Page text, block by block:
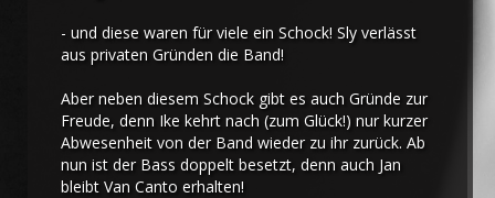
- und diese waren für viele ein Schock! Sly verlässt
aus privaten Gründen die Band!
Aber neben diesem Schock gibt es auch Gründe zur
Freude, denn Ike kehrt nach (zum Glück!) nur kurzer
Abwesenheit von der Band wieder zu ihr zurück. Ab
nun ist der Bass doppelt besetzt, denn auch Jan
bleibt Van Canto erhalten!